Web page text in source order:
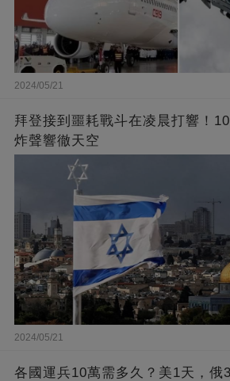
2024/05/21
拜登接到噩耗戰斗在凌晨打響！
炸聲響徹天空
2024/05/21
各國運兵10萬需多久？美1天，俄